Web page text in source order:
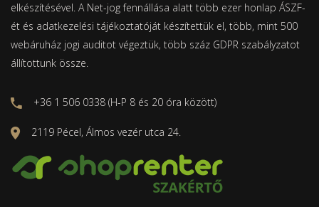
elkészítésével. A Net-jog fennállása alatt több ezer honlap ÁSZF-
ét és adatkezelési tájékoztatóját készítettük el, több, mint 500
webáruház jogi auditot végeztük, több száz GDPR szabályzatot
állítottunk össze.
+36 1 506 0338 (H-P 8 és 20 óra között)
2119 Pécel, Álmos vezér utca 24.